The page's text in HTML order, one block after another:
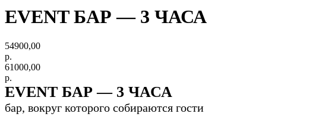
EVENT БАР — 3 ЧАСА
54900,00
р.
61000,00
р.
EVENT БАР — 3 ЧАСА
бар, вокруг которого собираются гости